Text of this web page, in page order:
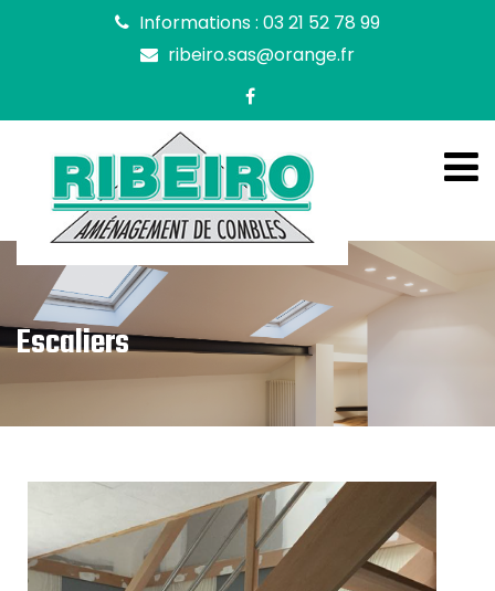
Informations : 03 21 52 78 99
ribeiro.sas@orange.fr
Escaliers